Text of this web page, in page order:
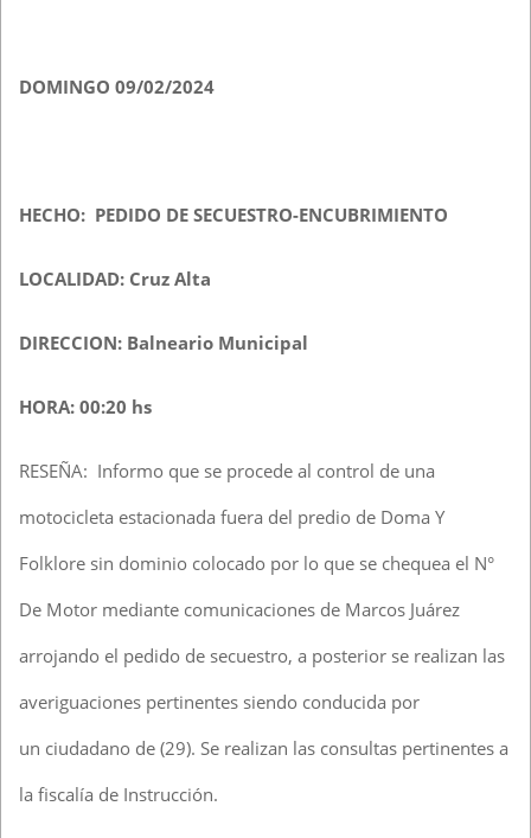
DOMINGO 09/02/2024
HECHO: PEDIDO DE SECUESTRO-ENCUBRIMIENTO
LOCALIDAD: Cruz Alta
DIRECCION: Balneario Municipal
HORA: 00:20 hs
RESEÑA: Informo que se procede al control de una
motocicleta estacionada fuera del predio de Doma Y
Folklore sin dominio colocado por lo que se chequea el N°
De Motor mediante comunicaciones de Marcos Juárez
arrojando el pedido de secuestro, a posterior se realizan las
averiguaciones pertinentes siendo conducida por
un ciudadano de (29). Se realizan las consultas pertinentes a
la fiscalía de Instrucción.